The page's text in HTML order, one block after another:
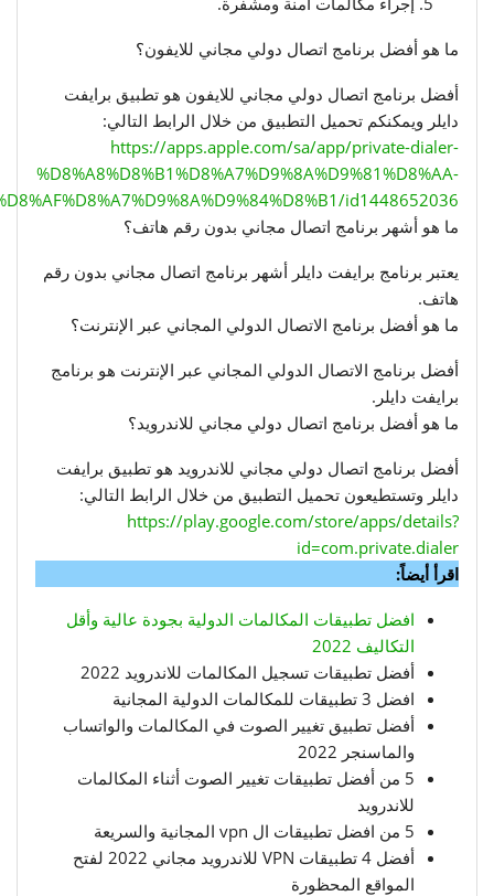
ما هو أفضل برنامج اتصال دولي مجاني للايفون؟
أفضل برنامج اتصال دولي مجاني للايفون هو تطبيق برايفت
دايلر ويمكنكم تحميل التطبيق من خلال الرابط التالي:
https://apps.apple.com/sa/app/private-dialer-
%D8%A8%D8%B1%D8%A7%D9%8A%D9%81%D8%AA-
id1448652036
ما هو أشهر برنامج اتصال مجاني بدون رقم هاتف؟
يعتبر برنامج برايفت دايلر أشهر برنامج اتصال مجاني بدون رقم
هاتف.
ما هو أفضل برنامج الاتصال الدولي المجاني عبر الإنترنت؟
أفضل برنامج الاتصال الدولي المجاني عبر الإنترنت هو برنامج
برايفت دايلر.
ما هو أفضل برنامج اتصال دولي مجاني للاندرويد؟
أفضل برنامج اتصال دولي مجاني للاندرويد هو تطبيق برايفت
دايلر وتستطيعون تحميل التطبيق من خلال الرابط التالي:
https://play.google.com/store/apps/details?
id=com.private.dialer
اقرأ أيضاً:
افضل تطبيقات المكالمات الدولية بجودة عالية وأقل
التكاليف 2022
أفضل تطبيقات تسجيل المكالمات للاندرويد 2022
افضل 3 تطبيقات للمكالمات الدولية المجانية
أفضل تطبيق تغيير الصوت في المكالمات والواتساب
والماسنجر 2022
5 من أفضل تطبيقات تغيير الصوت أثناء المكالمات
للاندرويد
5 من افضل تطبيقات ال vpn المجانية والسريعة
أفضل 4 تطبيقات VPN للاندرويد مجاني 2022 لفتح
المواقع المحظورة